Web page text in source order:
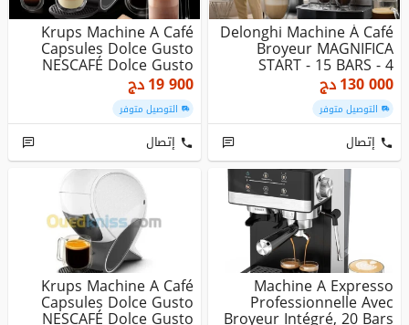
Delonghi Machine À Café
Broyeur MAGNIFICA
START - 15 BARS - 4
Recettes...
130 000دج
التوصيل متوفر
إتصال
Krups Machine A Café
Capsules Dolce Gusto
NESCAFÉ Dolce Gusto
NEO Blan...
19 900دج
التوصيل متوفر
إتصال
Machine A Expresso
Professionnelle Avec
Broyeur Intégré, 20 Bars
Krups Machine A Café
Capsules Dolce Gusto
NESCAFÉ Dolce Gusto